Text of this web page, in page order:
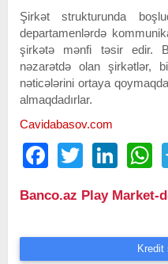
Şirkət strukturunda
departamenlərdə
şirkətə mənfi təsir edir.
nəzarətdə olan şirkətlər,
nəticələrini ortaya
almaqdadırlar.
Cavidabasov.com
FacebookTwitter LinkedIn
Banco.az Play Market-
Kredit